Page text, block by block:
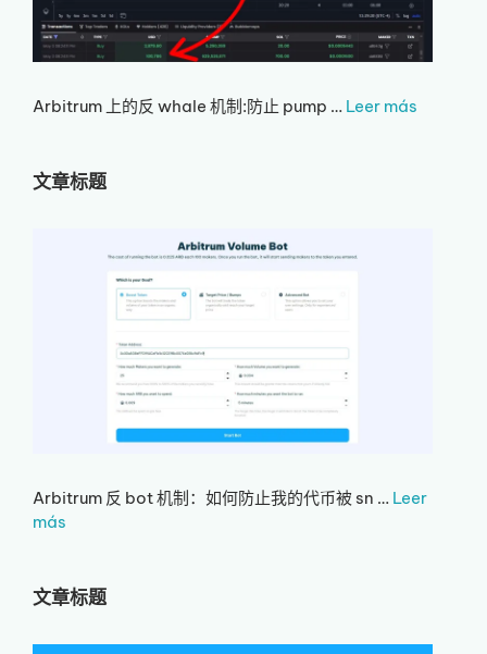
Arbitrum 上的反 whale 机制:防止 pump … Leer más
文章标题
Arbitrum 反 bot 机制：如何防止我的代币被 sn … Leer
más
文章标题